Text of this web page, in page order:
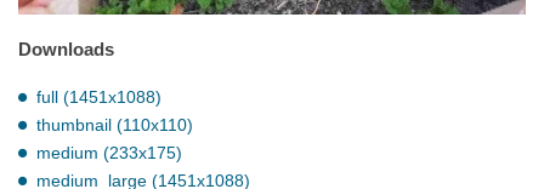
Downloads
full (1451x1088)
thumbnail (110x110)
medium (233x175)
medium_large (1451x1088)